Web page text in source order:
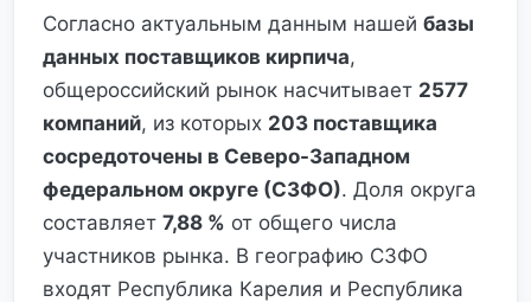
Согласно актуальным данным нашей базы
данных поставщиков кирпича,
общероссийский рынок насчитывает 2577
компаний, из которых 203 поставщика
сосредоточены в Северо-Западном
федеральном округе (СЗФО). Доля округа
составляет 7,88 % от общего числа
участников рынка. В географию СЗФО
входят Республика Карелия и Республика